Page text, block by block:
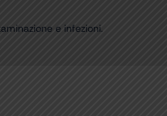
e infezioni.